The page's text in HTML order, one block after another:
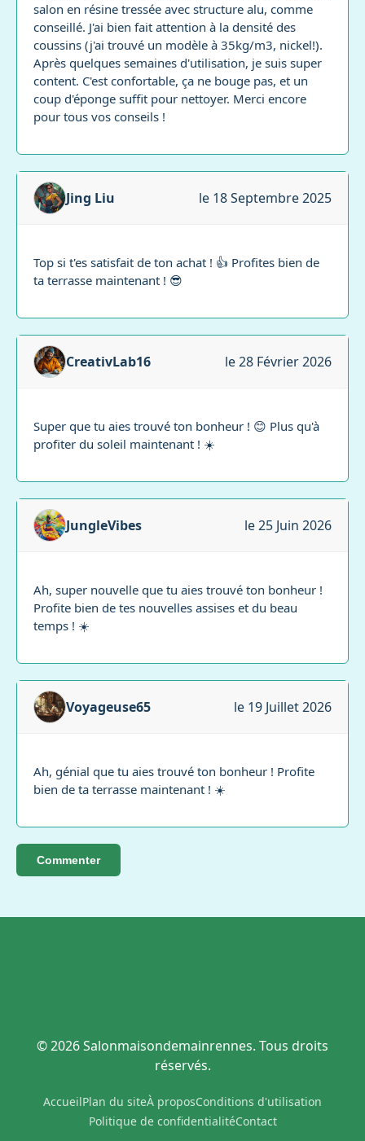
salon en résine tressée avec structure alu, comme
conseillé. J'ai bien fait attention à la densité des
coussins (j'ai trouvé un modèle à 35kg/m3, nickel!).
Après quelques semaines d'utilisation, je suis super
content. C'est confortable, ça ne bouge pas, et un
coup d'éponge suffit pour nettoyer. Merci encore
pour tous vos conseils !
Jing Liu le 18 Septembre 2025
Top si t'es satisfait de ton achat ! 👍 Profites bien de
ta terrasse maintenant ! 😎
CreativLab16 le 28 Février 2026
Super que tu aies trouvé ton bonheur ! 😊 Plus qu'à
profiter du soleil maintenant ! ☀️
JungleVibes le 25 Juin 2026
Ah, super nouvelle que tu aies trouvé ton bonheur !
Profite bien de tes nouvelles assises et du beau
temps ! ☀️
Voyageuse65 le 19 Juillet 2026
Ah, génial que tu aies trouvé ton bonheur ! Profite
bien de ta terrasse maintenant ! ☀️
Commenter
© 2026 Salonmaisondemainrennes. Tous droits
réservés.
AccueilPlan du siteÀ proposConditions d'utilisation
Politique de confidentialitéContact